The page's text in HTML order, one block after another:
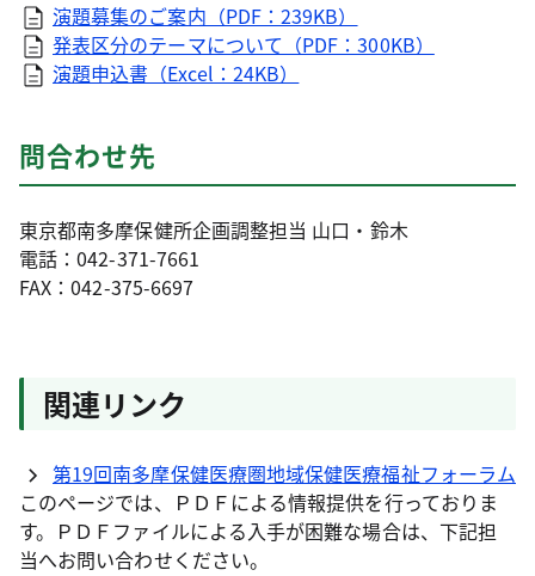
演題募集のご案内（PDF：239KB）
発表区分のテーマについて（PDF：300KB）
演題申込書（Excel：24KB）
問合わせ先
東京都南多摩保健所企画調整担当 山口・鈴木
電話：042-371-7661
FAX：042-375-6697
関連リンク
第19回南多摩保健医療圏地域保健医療福祉フォーラム
このページでは、ＰＤＦによる情報提供を行っておりま
す。ＰＤＦファイルによる入手が困難な場合は、下記担
当へお問い合わせください。